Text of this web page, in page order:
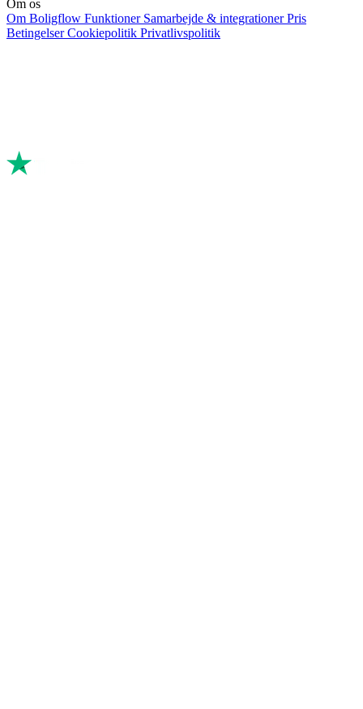
Om os
Om Boligflow Funktioner Samarbejde & integrationerPris
BetingelserCookiepolitik Privatlivspolitik